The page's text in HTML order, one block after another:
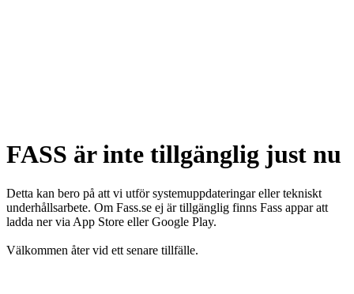
FASS är inte tillgänglig just nu
Detta kan bero på att vi utför systemuppdateringar eller tekniskt
underhållsarbete. Om Fass.se ej är tillgänglig finns Fass appar att
ladda ner via App Store eller Google Play.
Välkommen åter vid ett senare tillfälle.